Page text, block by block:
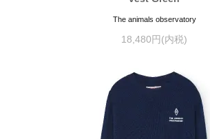
The animals observatory
18,480円(内税)